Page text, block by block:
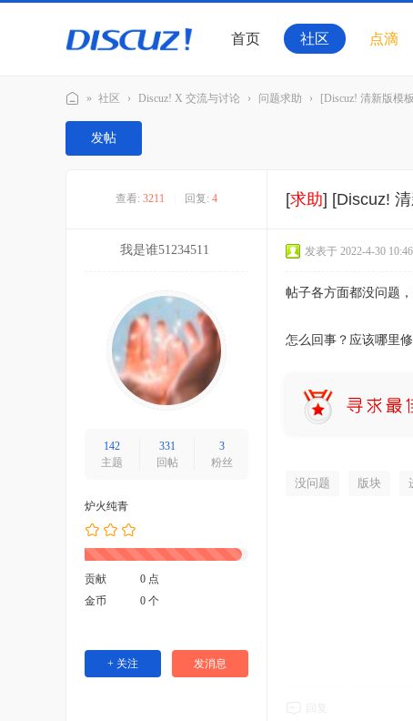
首页 社区 点滴
Di
» 社区 › Discuz! X 交流与讨论 › 问题求助 › [Discuz! 清新版模
发帖
查看: 3211 回复: 4 [求助] [Discuz!
我是谁51234511
142
主题
331
回帖
3
粉丝
炉火纯青
贡献
0 点
金币
0 个
+ 关注 发消息
发表于 2022-4-30
帖子各方面都没问题
怎么回事？应该哪里
没问题 版块